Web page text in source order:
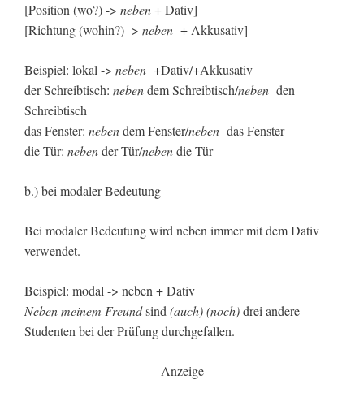
[Position (wo?) -> neben+ Dativ]
[Richtung (wohin?) -> neben + Akkusativ]
Beispiel: lokal -> neben +Dativ/+Akkusativ
der Schreibtisch: nebendem Schreibtisch/neben den
Schreibtisch
das Fenster: nebendem Fenster/neben das Fenster
die Tür: nebender Tür/nebendie Tür
b.) bei modaler Bedeutung
Bei modaler Bedeutung wird neben immer mit dem Dativ
verwendet.
Beispiel: modal -> neben + Dativ
Neben meinem Freundsind (auch) (noch)drei andere
Studenten bei der Prüfung durchgefallen.
Anzeige